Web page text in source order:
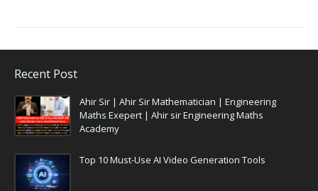
Recent Post
Ahir Sir | Ahir Sir Mathematician | Engineering
Maths Exepert | Ahir sir Engineering Maths
Academy
Top 10 Must-Use AI Video Generation Tools